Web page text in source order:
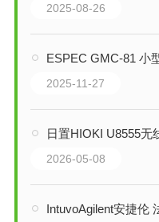
2025-08-26
ESPEC GMC-81 小
2025-11-27
日置HIOKI U8555无线CAN单
2026-05-08
IntuvoAgilent安捷伦